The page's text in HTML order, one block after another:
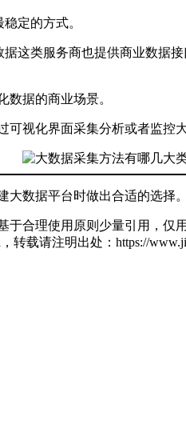
定的方式。
这类服务商也提供商业数据
数据的商业场景。
可视化界面采集分析或者监控大
数据平台时做出合适的选
合理使用原则少量引用，
转载请注明出处： https://